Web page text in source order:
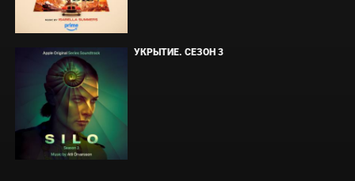
УКРЫТИЕ. СЕЗОН 3